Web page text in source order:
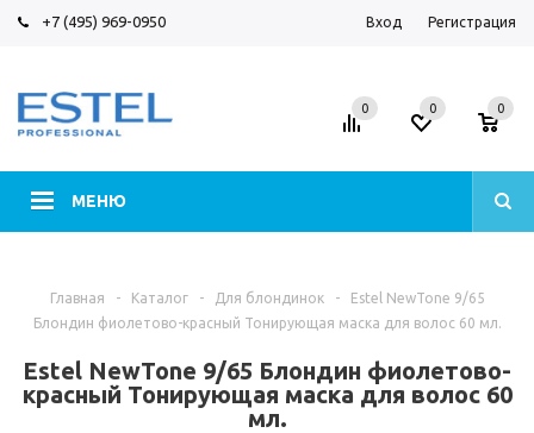
+7 (495) 969-0950 Вход Регистрация
МЕНЮ
0 0 0
Главная - Каталог - Для блондинок -
Estel NewTone 9/65
Блондин фиолетово-красный Тонирующая маска для волос 60 мл.
Estel NewTone 9/65 Блондин фиолетово-
красный Тонирующая маска для волос 60
мл.